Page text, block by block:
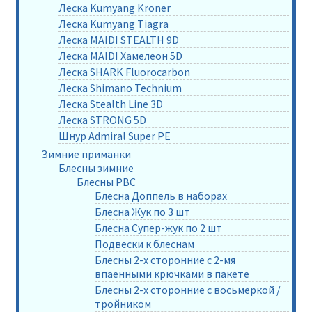
Леска Kumyang Kroner
Леска Kumyang Tiagra
Леска MAIDI STEALTH 9D
Леска MAIDI Хамелеон 5D
Леска SHARK Fluorocarbon
Леска Shimano Technium
Леска Stealth Line 3D
Леска STRONG 5D
Шнур Admiral Super PE
Зимние приманки
Блесны зимние
Блесны РВС
Блесна Доппель в наборах
Блесна Жук по 3 шт
Блесна Супер-жук по 2 шт
Подвески к блеснам
Блесны 2-х сторонние с 2-мя
впаенными крючками в пакете
Блесны 2-х сторонние с восьмеркой /
тройником